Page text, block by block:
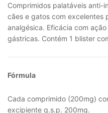
Comprimidos palatáveis anti-
cães e gatos com excelentes
analgésica. Eficácia com
gástricas. Contém 1 blister
Fórmula
Cada comprimido (200mg)
excipiente q.s.p. 200mg.